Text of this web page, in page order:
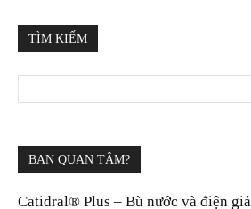
TÌM KIẾM
BẠN QUAN TÂM?
Catidral® Plus – Bù nước và điện